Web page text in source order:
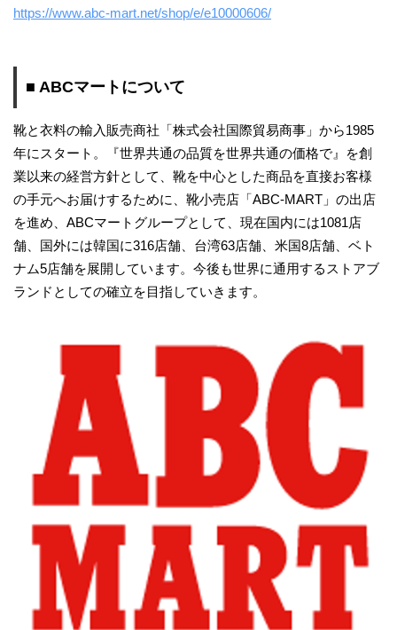
https://www.abc-mart.net/shop/e/e10000606/
■ ABCマートについて
靴と衣料の輸入販売商社「株式会社国際貿易商事」から1985
年にスタート。『世界共通の品質を世界共通の価格で』を創
業以来の経営方針として、靴を中心とした商品を直接お客様
の手元へお届けするために、靴小売店「ABC-MART」の出店
を進め、ABCマートグループとして、現在国内には1081店
舗、国外には韓国に316店舗、台湾63店舗、米国8店舗、ベト
ナム5店舗を展開しています。今後も世界に通用するストアブ
ランドとしての確立を目指していきます。